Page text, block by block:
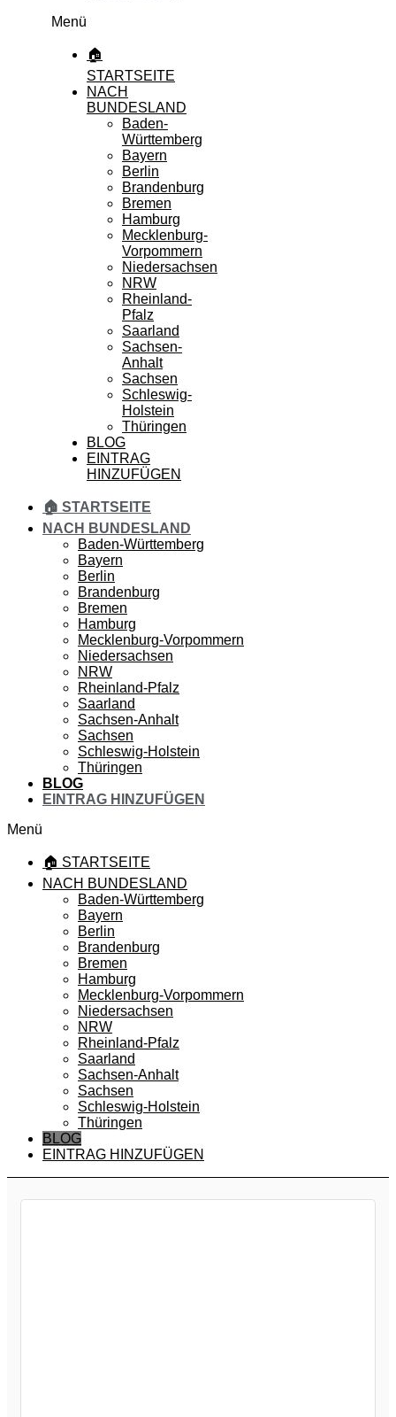
Menü
🏠
STARTSEITE
NACH
BUNDESLAND
Baden-
Württemberg
Bayern
Berlin
Brandenburg
Bremen
Hamburg
Mecklenburg-
Vorpommern
Niedersachsen
NRW
Rheinland-
Pfalz
Saarland
Sachsen-
Anhalt
Sachsen
Schleswig-
Holstein
Thüringen
BLOG
EINTRAG
HINZUFÜGEN
🏠 STARTSEITE
NACH BUNDESLAND
Baden-Württemberg
Bayern
Berlin
Brandenburg
Bremen
Hamburg
Mecklenburg-Vorpommern
Niedersachsen
NRW
Rheinland-Pfalz
Saarland
Sachsen-Anhalt
Sachsen
Schleswig-Holstein
Thüringen
BLOG
EINTRAG HINZUFÜGEN
Menü
🏠 STARTSEITE
NACH BUNDESLAND
Baden-Württemberg
Bayern
Berlin
Brandenburg
Bremen
Hamburg
Mecklenburg-Vorpommern
Niedersachsen
NRW
Rheinland-Pfalz
Saarland
Sachsen-Anhalt
Sachsen
Schleswig-Holstein
Thüringen
BLOG
EINTRAG HINZUFÜGEN